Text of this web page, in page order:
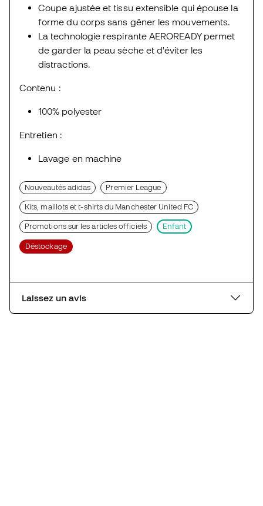
Coupe ajustée et tissu extensible qui épouse la
forme du corps sans gêner les mouvements.
La technologie respirante AEROREADY permet
de garder la peau sèche et d'éviter les
distractions.
Contenu :
100% polyester
Entretien :
Lavage en machine
Nouveautés adidas Premier League
Kits, maillots et t-shirts du Manchester United FC
Promotions sur les articles officiels Enfant
Déstockage
Laissez un avis